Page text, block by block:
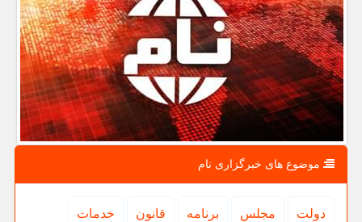
موضوع های خبرگزاری نام
دولت مجلس برنامه قانون خدمات